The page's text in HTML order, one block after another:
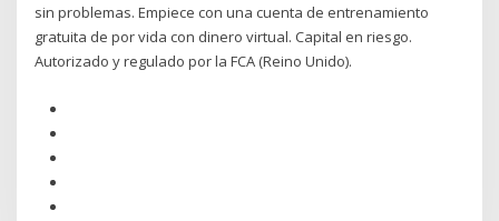
sin problemas. Empiece con una cuenta de entrenamiento
gratuita de por vida con dinero virtual. Capital en riesgo.
Autorizado y regulado por la FCA (Reino Unido).